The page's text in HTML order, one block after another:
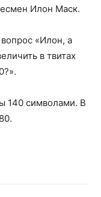
Илон Маск.
«Илон, а
в твитах
140 символами. В